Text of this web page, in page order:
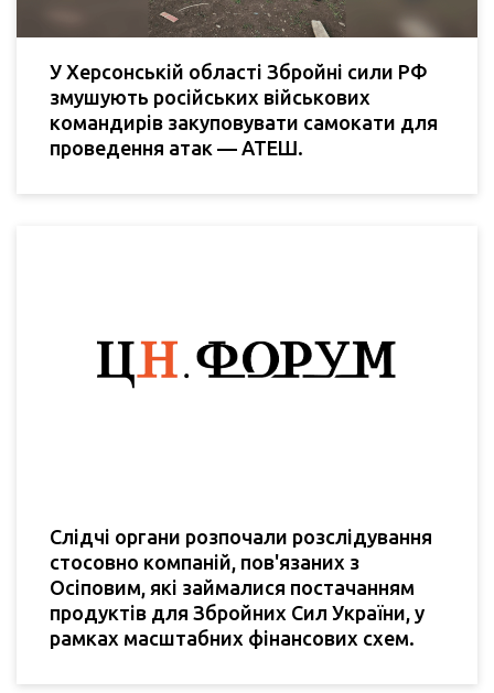
У Херсонській області Збройні сили РФ
змушують російських військових
командирів закуповувати самокати для
проведення атак — АТЕШ.
Слідчі органи розпочали розслідування
стосовно компаній, пов'язаних з
Осіповим, які займалися постачанням
продуктів для Збройних Сил України, у
рамках масштабних фінансових схем.